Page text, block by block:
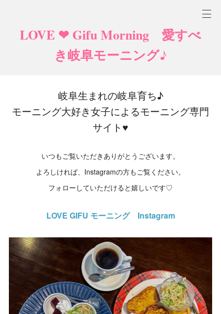
LOVE ❤ Gifu Morning 愛すべ
き岐阜モーニング♪
岐阜生まれの岐阜育ち♪
モーニング大好き女子によるモーニング専門
サイト♥
いつもご覧いただきありがとうございます。
よろしければ、Instagramの方もご覧ください。
フォローしていただけると嬉しいです♡
LOVE GIFU モーニング Instagram